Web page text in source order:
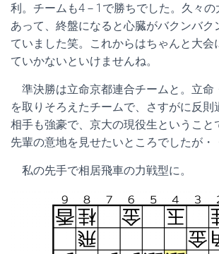
利。チームも4－1で勝ちでした。久々の
あって、終盤になると心臓がバクンバク
ていました笑。これからはちゃんと大会
ていかないといけませんね。
準決勝は立命京都連合チームと。立命
を取りそろえたチームで、さすがに反則
相手も強豪で、京大の現役生ということ
先輩の意地を見せたいところでしたが・
私の先手で相居飛車の力戦型に。